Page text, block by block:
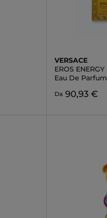
VERSACE
EROS ENERGY
Eau De Parfum
Da 90,93 €